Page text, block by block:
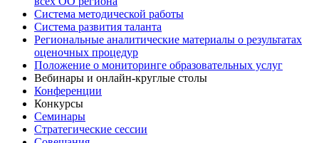
Система методической работы
Система развития таланта
Региональные аналитические материалы о результатах
оценочных процедур
Положение о мониторинге образовательных услуг
Вебинары и онлайн-круглые столы
Конференции
Конкурсы
Семинары
Стратегические сессии